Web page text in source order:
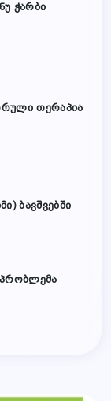
ჭარბი
თერაპია
ბავშვებში
პრობლემა